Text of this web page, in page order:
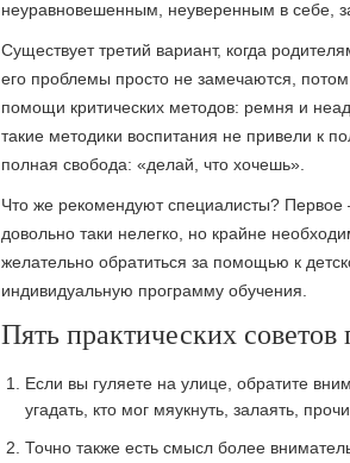
неуравновешенным, неуверенным в себе,
Существует третий вариант, когда
его проблемы просто не замечаются,
помощи критических методов: ремня и
такие методики воспитания не привели к
полная свобода: «делай, что хочешь».
Что же рекомендуют специалисты? Первое
довольно таки нелегко, но крайне
желательно обратиться за помощью к
индивидуальную программу обучения.
Пять практических советов
Если вы гуляете на улице, обратите
угадать, кто мог мяукнуть, залаять,
Точно также есть смысл более